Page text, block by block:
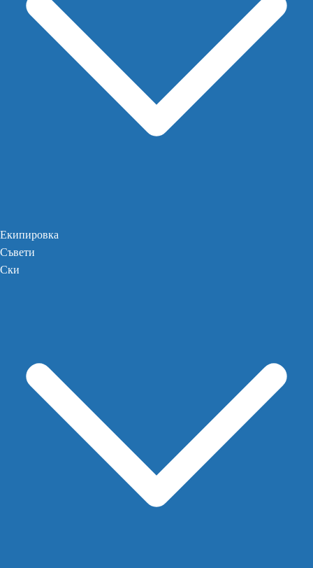
Екипировка
Съвети
Ски